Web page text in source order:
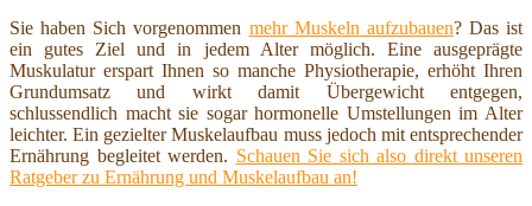
Sie haben Sich vorgenommen mehr Muskeln aufzubauen? Das ist
ein gutes Ziel und in jedem Alter möglich. Eine ausgeprägte
Muskulatur erspart Ihnen so manche Physiotherapie, erhöht Ihren
Grundumsatz und wirkt damit Übergewicht entgegen,
schlussendlich macht sie sogar hormonelle Umstellungen im Alter
leichter. Ein gezielter Muskelaufbau muss jedoch mit entsprechender
Ernährung begleitet werden. Schauen Sie sich also direkt unseren
Ratgeber zu Ernährung und Muskelaufbau an!